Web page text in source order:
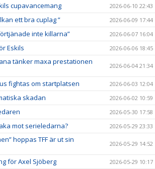
cupavancemang 2026-06-10 22:43
ett bra cuplag ” 2026-06-09 17:44
inte killarna” 2026-06-07 16:04
Eskils 2026-06-06 18:45
tänker maxa prestationen
2026-06-04 21:34
fightas om startplatsen 2026-06-03 12:04
skadan 2026-06-02 10:59
2026-05-30 17:58
mot serieledarna? 2026-05-29 23:33
hoppas TFF är ut sin
2026-05-29 14:52
för Axel Sjöberg 2026-05-29 10:17